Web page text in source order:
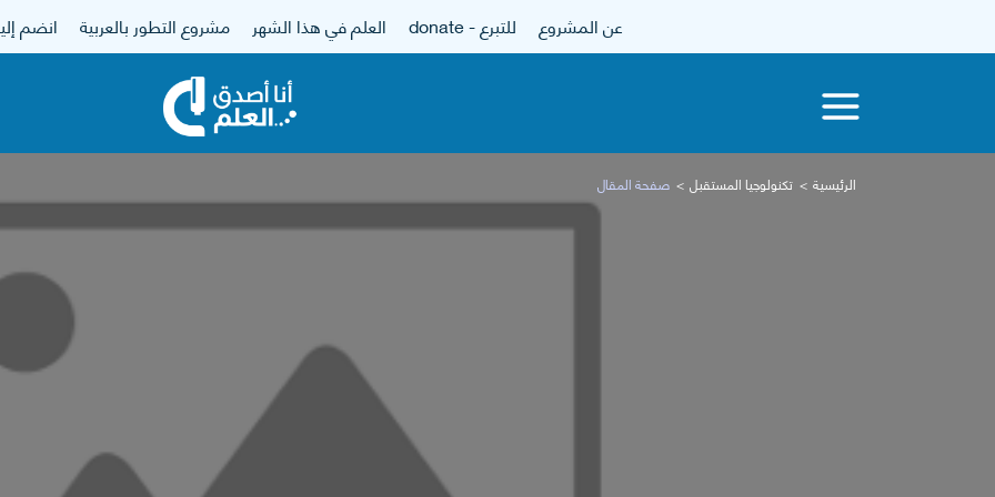
عن المشروع للتبرع - donate العلم في هذا الشهر مشروع التطور بالعربية انضم
الرئيسية تكنولوجيا المستقبل صفحة المقال